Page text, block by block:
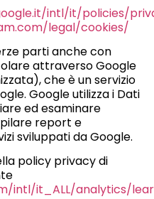
intl/it/policies/
legal/cookies/
parti anche con
attraverso Google
che è un servizio
Google utilizza i Dati
ed esaminare
report e
sviluppati da Google.
policy privacy di
intl/it_ALL/analytics/